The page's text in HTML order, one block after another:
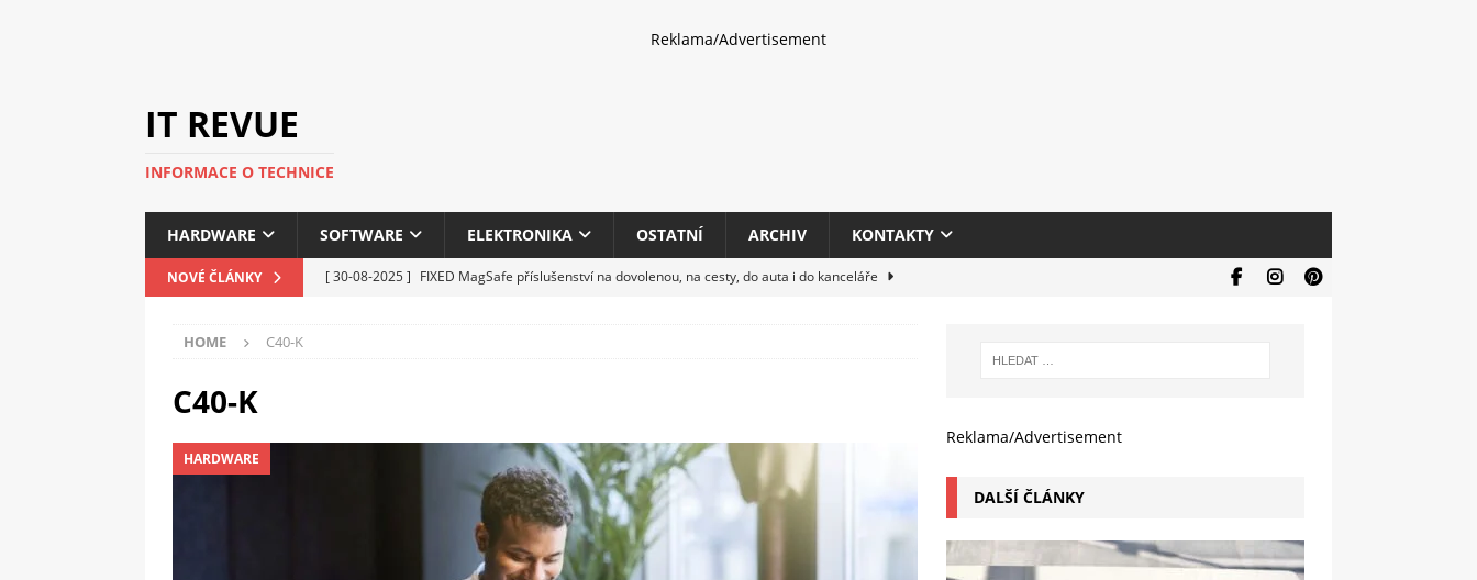
Reklama/Advertisement
IT REVUE
INFORMACE O TECHNICE
HARDWARE SOFTWARE ELEKTRONIKA OSTATNÍ ARCHIV KONTAKTY
NOVÉ ČLÁNKY [ 30-08-2025 ] FIXED MagSafe příslušenství na dovolenou, na cesty, do auta i do kanceláře
Domácí pec na pizzu Cuisinart CPZ-120 promění vaši kuchyň na italskou
Blockchain a růst krypto kasin: Co by měli vědět milovníci technologií
HOME C40-K
C40-K
HARDWARE
Reklama/Advertisement
DALŠÍ ČLÁNKY